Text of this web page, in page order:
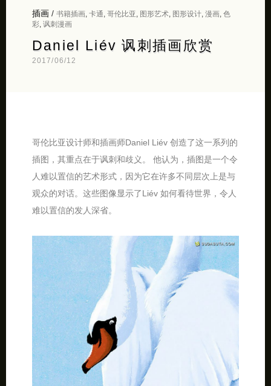
插画/ 书籍插画, 卡通 哥伦比亚 图形艺术, 图形设计, 漫画, 色
彩, 讽刺漫画
Daniel Liév 讽刺插画欣赏
2017/06/12
哥伦比亚设计师和插画师Daniel Liév 创造了这一系列的
插图，其重点在于讽刺和歧义。 他认为，插图是一个令
人难以置信的艺术形式，因为它在许多不同层次上是与
观众的对话。这些图像显示了Liév 如何看待世界，令人
难以置信的发人深省。